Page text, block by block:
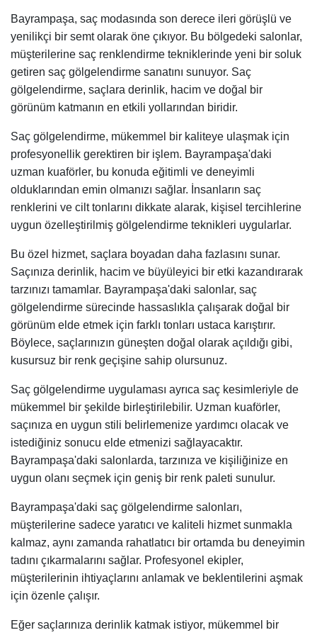
Bayrampaşa, saç modasında son derece ileri görüşlü ve
yenilikçi bir semt olarak öne çıkıyor. Bu bölgedeki salonlar,
müşterilerine saç renklendirme tekniklerinde yeni bir soluk
getiren saç gölgelendirme sanatını sunuyor. Saç
gölgelendirme, saçlara derinlik, hacim ve doğal bir
görünüm katmanın en etkili yollarından biridir.
Saç gölgelendirme, mükemmel bir kaliteye ulaşmak için
profesyonellik gerektiren bir işlem. Bayrampaşa'daki
uzman kuaförler, bu konuda eğitimli ve deneyimli
olduklarından emin olmanızı sağlar. İnsanların saç
renklerini ve cilt tonlarını dikkate alarak, kişisel tercihlerine
uygun özelleştirilmiş gölgelendirme teknikleri uygularlar.
Bu özel hizmet, saçlara boyadan daha fazlasını sunar.
Saçınıza derinlik, hacim ve büyüleyici bir etki kazandırarak
tarzınızı tamamlar. Bayrampaşa'daki salonlar, saç
gölgelendirme sürecinde hassaslıkla çalışarak doğal bir
görünüm elde etmek için farklı tonları ustaca karıştırır.
Böylece, saçlarınızın güneşten doğal olarak açıldığı gibi,
kusursuz bir renk geçişine sahip olursunuz.
Saç gölgelendirme uygulaması ayrıca saç kesimleriyle de
mükemmel bir şekilde birleştirilebilir. Uzman kuaförler,
saçınıza en uygun stili belirlemenize yardımcı olacak ve
istediğiniz sonucu elde etmenizi sağlayacaktır.
Bayrampaşa'daki salonlarda, tarzınıza ve kişiliğinize en
uygun olanı seçmek için geniş bir renk paleti sunulur.
Bayrampaşa'daki saç gölgelendirme salonları,
müşterilerine sadece yaratıcı ve kaliteli hizmet sunmakla
kalmaz, aynı zamanda rahatlatıcı bir ortamda bu deneyimin
tadını çıkarmalarını sağlar. Profesyonel ekipler,
müşterilerinin ihtiyaçlarını anlamak ve beklentilerini aşmak
için özenle çalışır.
Eğer saçlarınıza derinlik katmak istiyor, mükemmel bir